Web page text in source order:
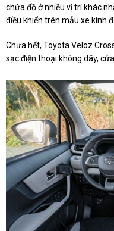
chứa đồ ở nhiều vị trí khác
điều khiển trên mẫu xe kình
Chưa hết, Toyota Veloz
sạc điện thoại không dây,